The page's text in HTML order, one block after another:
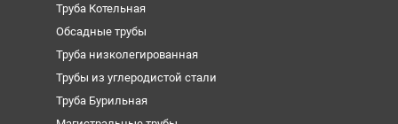
Труба Котельная
Обсадные трубы
Труба низколегированная
Трубы из углеродистой стали
Труба Бурильная